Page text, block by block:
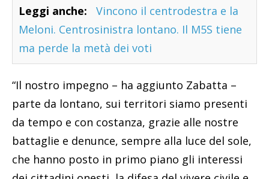
Leggi anche:
Vincono il centrodestra e la
Meloni. Centrosinistra lontano. Il M5S tiene
ma perde la metà dei voti
“Il nostro impegno – ha aggiunto Zabatta –
parte da lontano, sui territori siamo presenti
da tempo e con costanza, grazie alle nostre
battaglie e denunce, sempre alla luce del sole,
che hanno posto in primo piano gli interessi